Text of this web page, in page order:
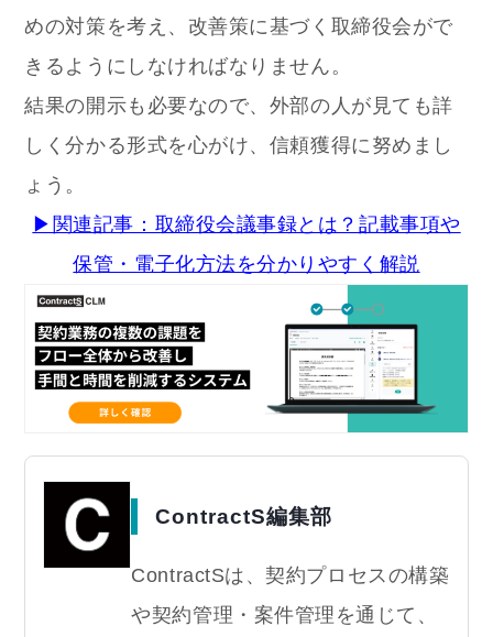
めの対策を考え、改善策に基づく取締役会がで
きるようにしなければなりません。
結果の開示も必要なので、外部の人が見ても詳
しく分かる形式を心がけ、信頼獲得に努めまし
ょう。
▶関連記事：取締役会議事録とは？記載事項や
保管・電子化方法を分かりやすく解説
ContractS編集部
ContractSは、契約プロセスの構築
や契約管理・案件管理を通じて、